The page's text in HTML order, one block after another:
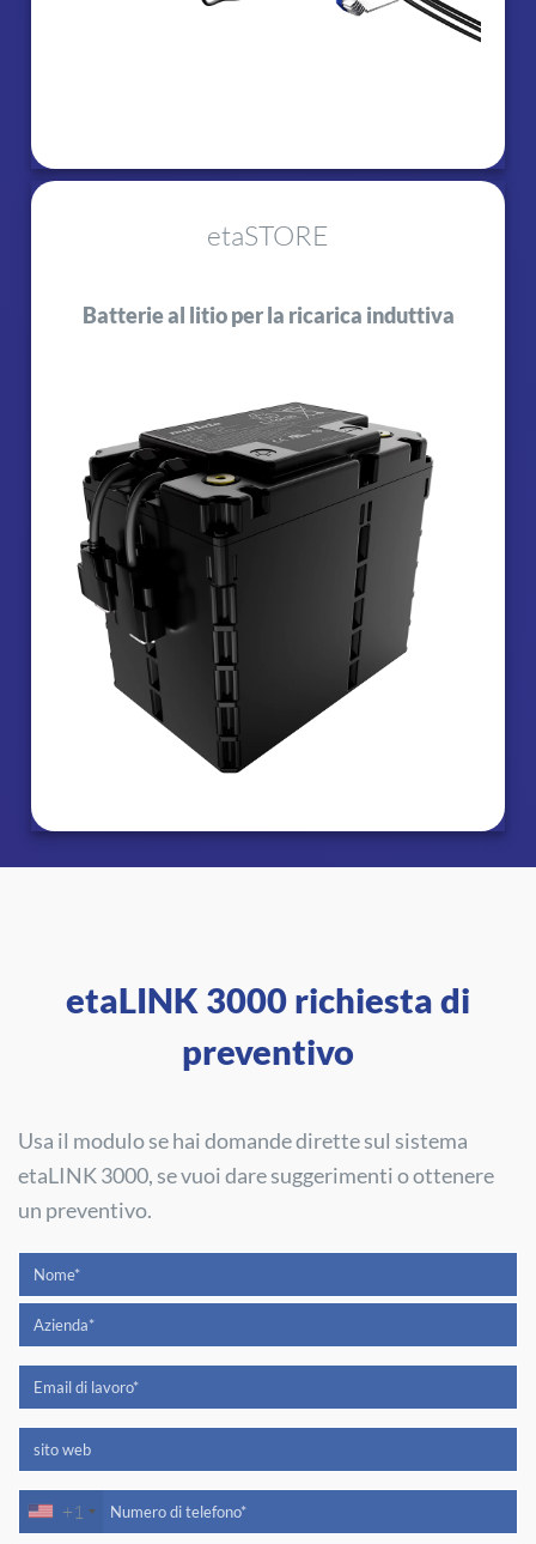
etaSTORE
Batterie al litio per la ricarica induttiva
etaLINK 3000 richiesta di
preventivo
Usa il modulo se hai domande dirette sul sistema
etaLINK 3000, se vuoi dare suggerimenti o ottenere
un preventivo.
+1